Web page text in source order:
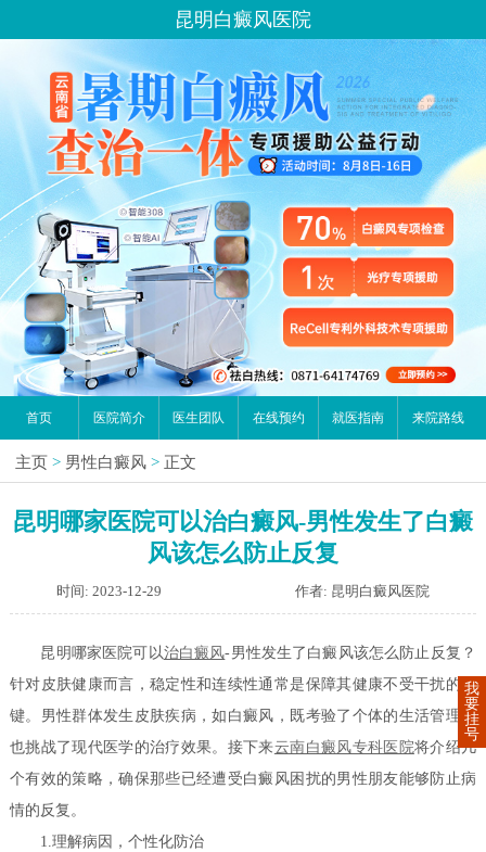
昆明白癜风医院
首页 医院简介 医生团队 在线预约 就医指南 来院路线
主页 > 男性白癜风 > 正文
昆明哪家医院可以治白癜风-男性发生了白癜
风该怎么防止反复
时间: 2023-12-29 作者: 昆明白癜风医院
昆明哪家医院可以治白癜风-男性发生了白癜风该怎么防止反复？
针对皮肤健康而言，稳定性和连续性通常是保障其健康不受干扰的关
键。男性群体发生皮肤疾病，如白癜风，既考验了个体的生活管理，
也挑战了现代医学的治疗效果。接下来云南白癜风专科医院将介绍几
个有效的策略，确保那些已经遭受白癜风困扰的男性朋友能够防止病
情的反复。
1.理解病因，个性化防治
我
要
挂
号